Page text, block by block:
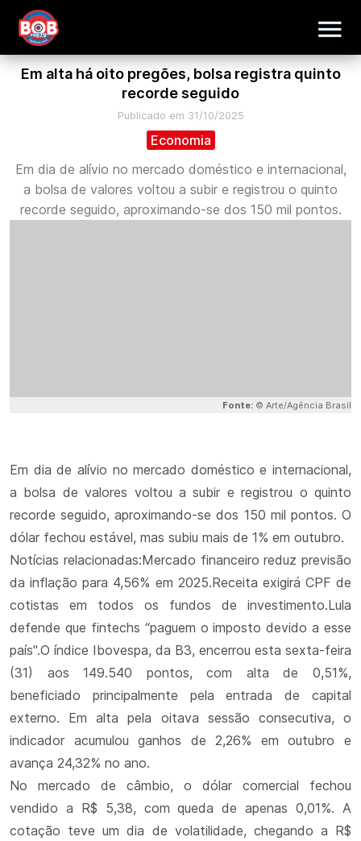
Em alta há oito pregões, bolsa registra quinto
recorde seguido
Publicado em 31/10/2025
Economia
Em dia de alívio no mercado doméstico e internacional,
a bolsa de valores voltou a subir e registrou o quinto
recorde seguido, aproximando-se dos 150 mil pontos.
Fonte: © Arte/Agência Brasil
Em dia de alívio no mercado doméstico e internacional,
a bolsa de valores voltou a subir e registrou o quinto
recorde seguido, aproximando-se dos 150 mil pontos. O
dólar fechou estável, mas subiu mais de 1% em outubro.
Notícias relacionadas:Mercado financeiro reduz previsão
da inflação para 4,56% em 2025.Receita exigirá CPF de
cotistas em todos os fundos de investimento.Lula
defende que fintechs “paguem o imposto devido a esse
país".O índice Ibovespa, da B3, encerrou esta sexta-feira
(31) aos 149.540 pontos, com alta de 0,51%,
beneficiado principalmente pela entrada de capital
externo. Em alta pela oitava sessão consecutiva, o
indicador acumulou ganhos de 2,26% em outubro e
avança 24,32% no ano.
No mercado de câmbio, o dólar comercial fechou
vendido a R$ 5,38, com queda de apenas 0,01%. A
cotação teve um dia de volatilidade, chegando a R$